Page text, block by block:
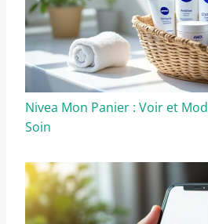
Nivea Mon Panier : Voir et
Soin